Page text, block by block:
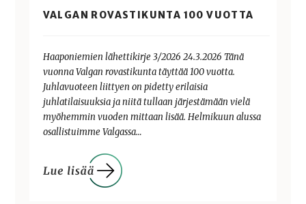
VALGAN ROVASTIKUNTA 100 VUOTTA
Haaponiemien lähettikirje 3/2026 24.3.2026 Tänä
vuonna Valgan rovastikunta täyttää 100 vuotta.
Juhlavuoteen liittyen on pidetty erilaisia
juhlatilaisuuksia ja niitä tullaan järjestämään vielä
myöhemmin vuoden mittaan lisää. Helmikuun alussa
osallistuimme Valgassa…